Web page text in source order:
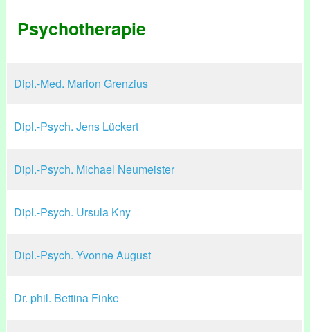
Psychotherapie
Dipl.-Med. Marion Grenzius
Dipl.-Psych. Jens Lückert
Dipl.-Psych. Michael Neumeister
Dipl.-Psych. Ursula Kny
Dipl.-Psych. Yvonne August
Dr. phil. Bettina Finke